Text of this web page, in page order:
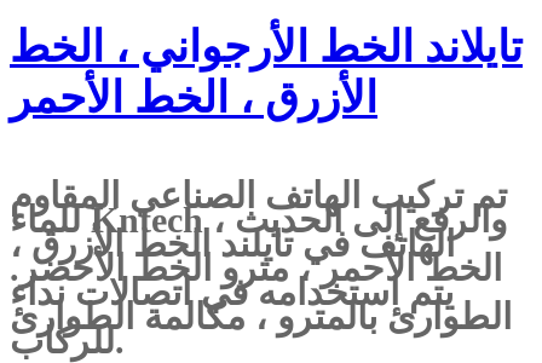
تايلاند الخط الأرجواني ، الخط
الأزرق ، الخط الأحمر
تم تركيب الهاتف الصناعي المقاوم
للماء Kntech ، والرفع إلى الحديث
الهاتف في تايلند الخط الأزرق ،
الخط الأحمر ، مترو الخط الأخضر.
يتم استخدامه في اتصالات نداء
الطوارئ بالمترو ، مكالمة الطوارئ
للركاب.